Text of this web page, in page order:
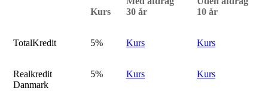
Kurs
30 år
10 år
TotalKredit 5% Kurs Kurs
Realkredit
Danmark
5% Kurs Kurs